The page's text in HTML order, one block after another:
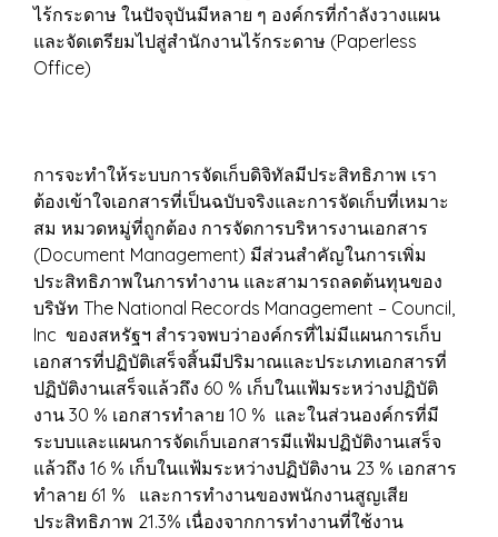
ไร้กระดาษ ในปัจจุบันมีหลาย ๆ องค์กรที่กำลังวางแผน
และจัดเตรียมไปสู่สำนักงานไร้กระดาษ (Paperless
Office)
การจะทำให้ระบบการจัดเก็บดิจิทัลมีประสิทธิภาพ เรา
ต้องเข้าใจเอกสารที่เป็นฉบับจริงและการจัดเก็บที่เหมาะ
สม หมวดหมู่ที่ถูกต้อง การจัดการบริหารงานเอกสาร
(Document Management) มีส่วนสำคัญในการเพิ่ม
ประสิทธิภาพในการทำงาน และสามารถลดต้นทุนของ
บริษัท The National Records Management – Council,
Inc ของสหรัฐฯ สำรวจพบว่าองค์กรที่ไม่มีแผนการเก็บ
เอกสารที่ปฏิบัติเสร็จสิ้นมีปริมาณและประเภทเอกสารที่
ปฏิบัติงานเสร็จแล้วถึง 60 % เก็บในแฟ้มระหว่างปฏิบัติ
งาน 30 % เอกสารทำลาย 10 % และในส่วนองค์กรที่มี
ระบบและแผนการจัดเก็บเอกสารมีแฟ้มปฏิบัติงานเสร็จ
แล้วถึง 16 % เก็บในแฟ้มระหว่างปฏิบัติงาน 23 % เอกสาร
ทำลาย 61 % และการทำงานของพนักงานสูญเสีย
ประสิทธิภาพ 21.3% เนื่องจากการทำงานที่ใช้งาน